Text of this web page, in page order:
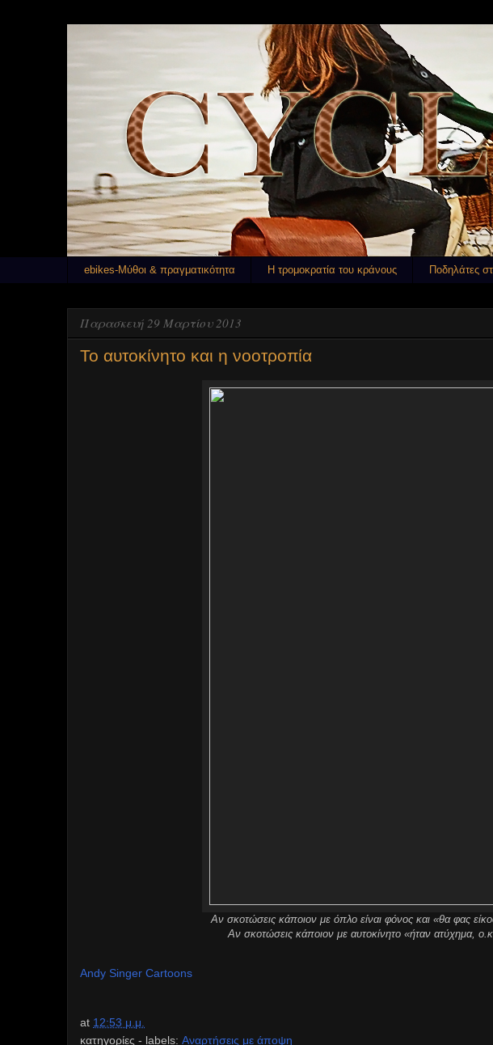
ebikes-Μύθοι & πραγματικότητα Η τρομοκρατία του κράνους Ποδηλάτες
Παρασκευή 29 Μαρτίου 2013
Το αυτοκίνητο και η νοοτροπία
Αν σκοτώσεις κάποιον με όπλο είναι φόνος και «θα φας
Αν σκοτώσεις κάποιον με αυτοκίνητο «ήταν ατύχημα, ο.κ.
Andy Singer Cartoons
at 12:53 μ.μ.
κατηγορίες - labels: Αναρτήσεις με άποψη